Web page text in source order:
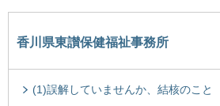
香川県東讃保健福祉事務所
(1)誤解していませんか、結核のこと